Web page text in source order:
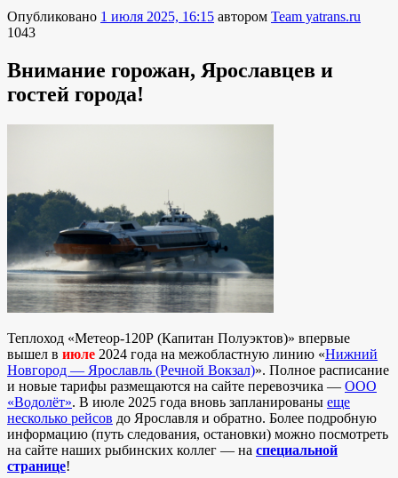
Опубликовано 1 июля 2025, 16:15 автором Team yatrans.ru
1043
Внимание горожан, Ярославцев и
гостей города!
Теплоход «Метеор-120Р (Капитан Полуэктов)» впервые
вышел в июле 2024 года на межобластную линию «Нижний
Новгород — Ярославль (Речной Вокзал)». Полное расписание
и новые тарифы размещаются на сайте перевозчика — ООО
«Водолёт». В июле 2025 года вновь запланированы еще
несколько рейсов до Ярославля и обратно. Более подробную
информацию (путь следования, остановки) можно посмотреть
на сайте наших рыбинских коллег — на специальной
странице!